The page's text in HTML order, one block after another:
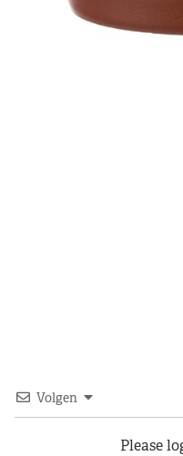
Volgen
Please